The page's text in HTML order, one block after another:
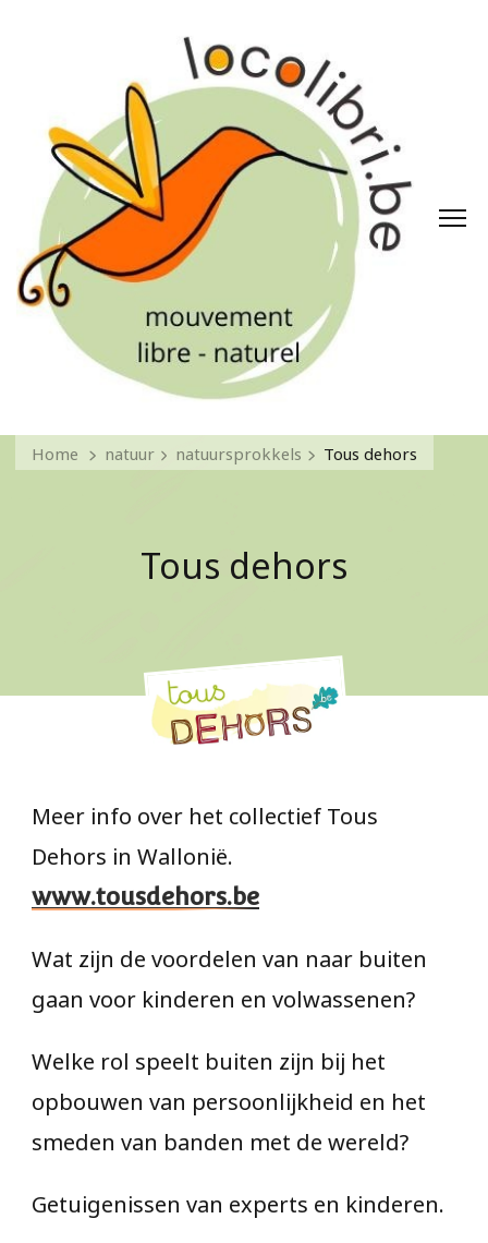
Home natuur natuursprokkels Tous dehors
Tous dehors
Meer info over het collectief Tous
Dehors in Wallonië.
www.tousdehors.be
Wat zijn de voordelen van naar buiten
gaan voor kinderen en volwassenen?
Welke rol speelt buiten zijn bij het
opbouwen van persoonlijkheid en het
smeden van banden met de wereld?
Getuigenissen van experts en kinderen.